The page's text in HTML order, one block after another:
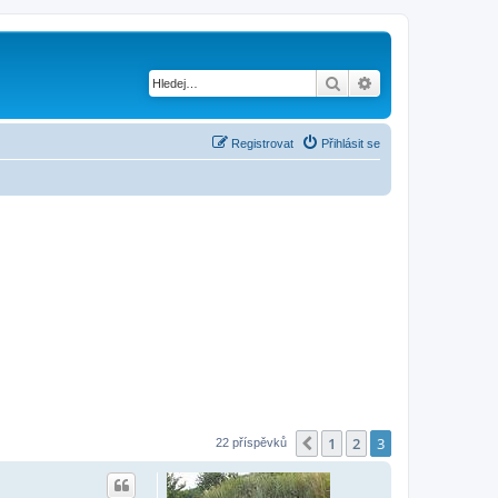
Hledat
Přihlásit se
Registrovat
22 příspěvků Předchozí
1 2 3